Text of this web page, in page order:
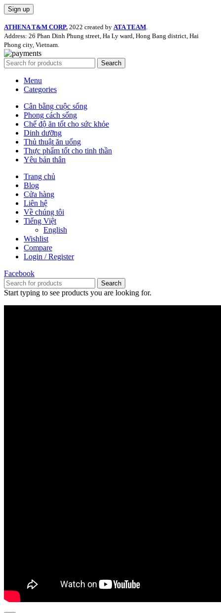
ATHENA T&M CORP. 2022 created by ATA TEAM.
Address: 26 Phan Dinh Phung street, Ha Ly ward, Hong Bang district, Hai
Phong city, Vietnam.
Search
Menu
Categories
Cân bằng cuộc sống
Phong cách sống
Chế độ ăn tốt cho sức khỏe
Dinh dưỡng
Thủ thuật ăn uống
Thực phẩm tốt cho tinh thần
Yêu bản thân
Trang chủ
Blog
Cửa hàng
Liên hệ
Về chúng tôi
Tiếng Việt
English
Wishlist
Compare
Login / Register
Facebook
Search
Start typing to see products you are looking for.